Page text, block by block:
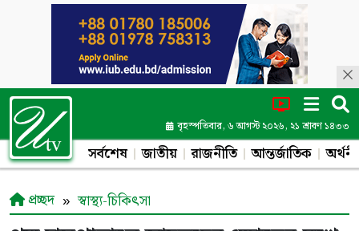
বৃহস্পতিবার, ৬ আগস্ট ২০২৬, ২১ শ্রাবণ ১৪৩৩
সর্বশেষ জাতীয় রাজনীতি আন্তর্জাতিক
প্রচ্ছদ স্বাস্থ্য-চিকিৎসা